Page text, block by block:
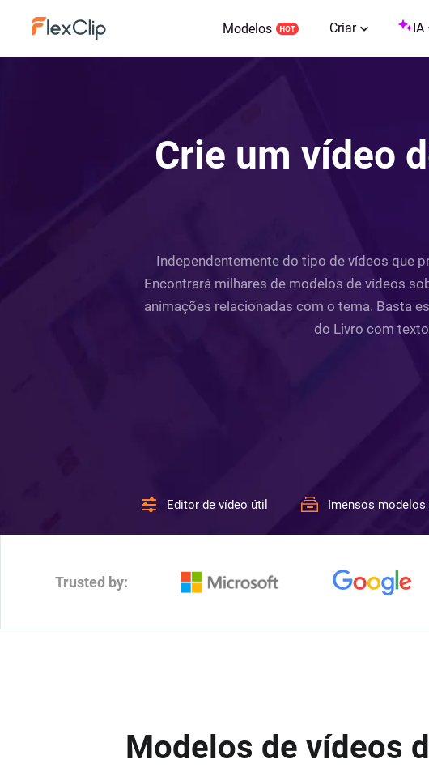
Modelos Criar IA
Crie um vídeo
Independentemente do tipo de vídeos que
Encontrará milhares de modelos de vídeos
animações relacionadas com o tema. Basta
do Livro com
Editor de vídeo útil Imensos modelos
Trusted by:
Modelos de vídeos